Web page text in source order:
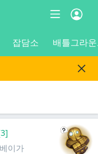
잡담소 배틀그라
3]
이가